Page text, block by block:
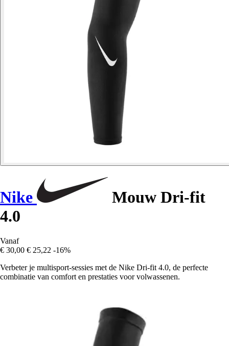
Nike
Mouw Dri-fit
4.0
Vanaf
€ 30,00 € 25,22 -16%
Verbeter je multisport-sessies met de Nike Dri-fit 4.0, de perfecte
combinatie van comfort en prestaties voor volwassenen.